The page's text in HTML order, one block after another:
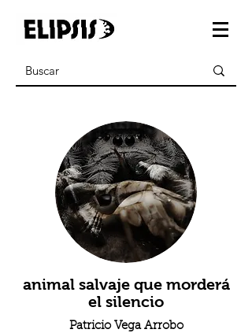
animal salvaje que morderá
el silencio
Patricio Vega Arrobo